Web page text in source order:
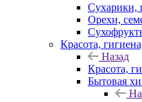
Сухарики,
Орехи,
Красота,
Назад
Красота,
Бытовая